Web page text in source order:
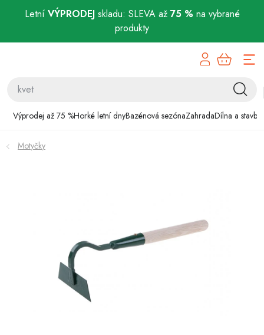
Letní VÝPRODEJskladu: SLEVA až 75 % na vybrané
produkty
Výprodej až 75 %Horké letní dnyBazénová sezónaZahradaDílna a stavba
Bazénová sezóna
Zahrada
Hobby
Dětské zboží a hračky
Motyčky